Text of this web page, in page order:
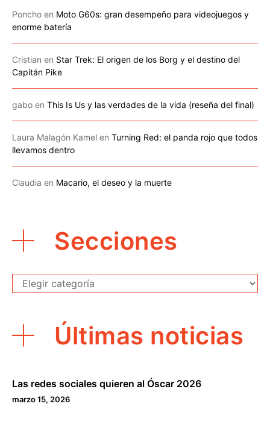
Poncho en Moto G60s: gran desempeño para videojuegos y
enorme batería
Cristian en Star Trek: El origen de los Borg y el destino del
Capitán Pike
gabo en This Is Us y las verdades de la vida (reseña del final)
Laura Malagón Kamel en Turning Red: el panda rojo que todos
llevamos dentro
Claudia en Macario, el deseo y la muerte
Secciones
Secciones
Últimas noticias
Las redes sociales quieren al Óscar 2026
marzo 15, 2026